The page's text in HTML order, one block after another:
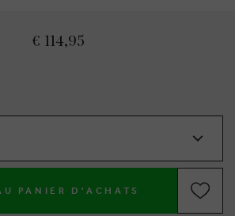
€ 114,95
PANIER D'ACHATS